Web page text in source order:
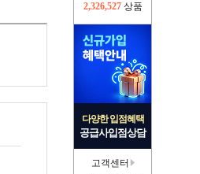
2,318,556 상품
다양한 입점혜택
공급사입점상담
고객센터